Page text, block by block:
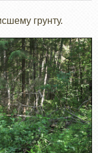
грунту.